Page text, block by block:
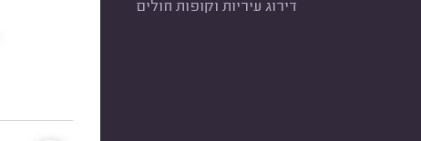
דירוג עיריות וקופות חולים